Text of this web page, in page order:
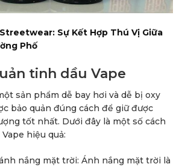
Sự Kết Hợp Thú Vị Giữa
Phố
tinh dầu Vape
sản phẩm dễ bay hơi và dễ bị oxy
bảo quản đúng cách để giữ được
tốt nhất. Dưới đây là một số cách
hiệu quả:
nắng mặt trời: Ánh nắng mặt trời là